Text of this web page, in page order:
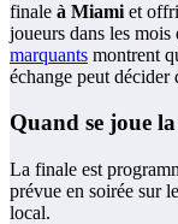
finale à Miami et
joueurs dans les
marquants montrent
échange peut décider
Quand se joue
La finale est
prévue en soirée sur
local.